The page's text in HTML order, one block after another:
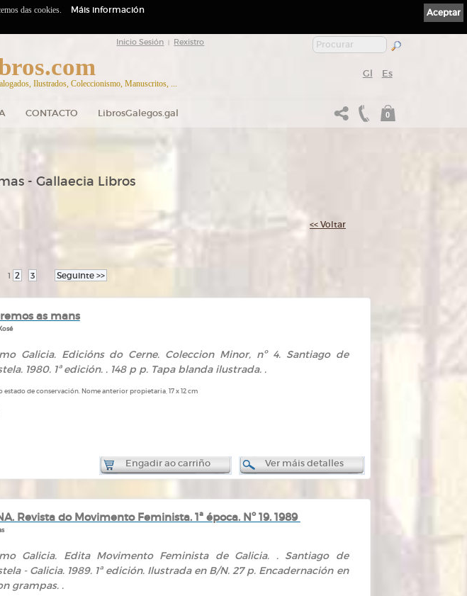
Inicio Sesión Rexistro
Ilustrados, Coleccionismo, Manuscritos, ...
Gl Es
CONTACTO LibrosGalegos.gal 0
- Gallaecia Libros
<< Voltar
1 2 3 Seguinte >>
as mans
Galicia. Edicións do Cerne. Coleccion Minor, nº 4. Santiago de
1980. 1ª edición. . 148 p p. Tapa blanda ilustrada. .
estado de conservación. Nome anterior propietaria, 17 x 12 cm
Engadir ao carriño Ver máis detalles
Revista do Movimento Feminista. 1ª época. Nº 19. 1989
Galicia. Edita Movimento Feminista de Galicia. . Santiago de
- Galicia. 1989. 1ª edición. Ilustrada en B/N. 27 p. Encadernación en
grampas. .
Aceptar
das cookies. Máis información